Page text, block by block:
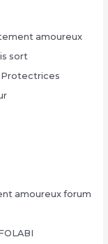
amoureux
sort
Protectrices
amoureux forum